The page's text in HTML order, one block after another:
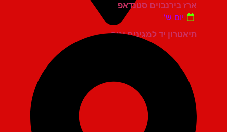
תיאטרון יד למגינים יגור
ארז בירנבוים סטנדאפ
יום ש'